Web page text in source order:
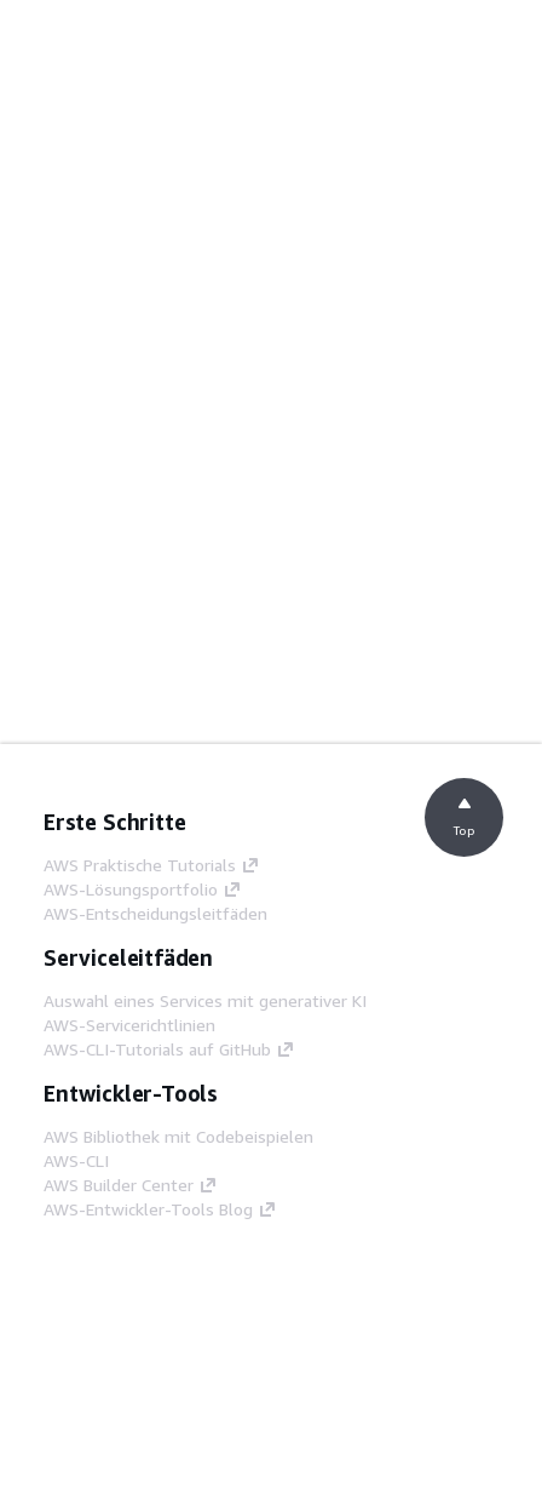
Erste Schritte
AWS Praktische Tutorials
AWS-Lösungsportfolio
AWS-Entscheidungsleitfäden
Serviceleitfäden
Auswahl eines Services mit generativer KI
AWS-Servicerichtlinien
AWS-CLI-Tutorials auf GitHub
Entwickler-Tools
AWS Bibliothek mit Codebeispielen
AWS-CLI
AWS Builder Center
AWS-Entwickler-Tools Blog
Top